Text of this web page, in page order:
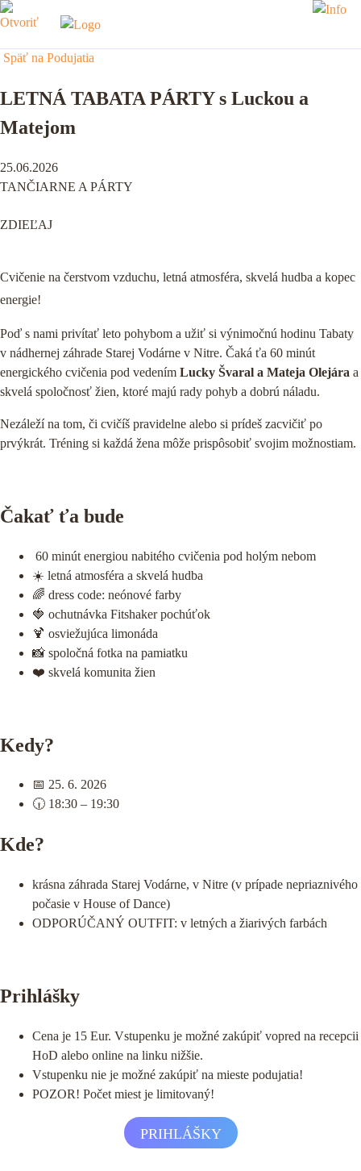
PRIHLÁŠKY
PODPORTE NÁS 2%
Späť na Podujatia
LETNÁ TABATA PÁRTY s Luckou a
Matejom
25.06.2026
TANČIARNE A PÁRTY
ZDIEĽAJ
Cvičenie na čerstvom vzduchu, letná atmosféra, skvelá hudba a kopec
energie!
Poď s nami privítať leto pohybom a užiť si výnimočnú hodinu Tabaty
v nádhernej záhrade Starej Vodárne v Nitre. Čaká ťa 60 minút
energického cvičenia pod vedením Lucky Švaral a Mateja Olejára a
skvelá spoločnosť žien, ktoré majú rady pohyb a dobrú náladu.
Nezáleží na tom, či cvičíš pravidelne alebo si prídeš zacvičiť po
prvýkrát. Tréning si každá žena môže prispôsobiť svojim možnostiam.
Čakať ťa bude
60 minút energiou nabitého cvičenia pod holým nebom
☀️ letná atmosféra a skvelá hudba
🌈 dress code: neónové farby
🍓 ochutnávka Fitshaker pochúťok
🍹 osviežujúca limonáda
📸 spoločná fotka na pamiatku
❤️ skvelá komunita žien
Kedy?
📅 25. 6. 2026
🕡 18:30 – 19:30
Kde?
krásna záhrada Starej Vodárne, v Nitre (v prípade nepriaznivého
počasie v House of Dance)
ODPORÚČANÝ OUTFIT: v letných a žiarivých farbách
Prihlášky
Cena je 15 Eur. Vstupenku je možné zakúpiť vopred na recepcii
HoD alebo online na linku nižšie.
Vstupenku nie je možné zakúpiť na mieste podujatia!
POZOR! Počet miest je limitovaný!
PRIHLÁŠKY